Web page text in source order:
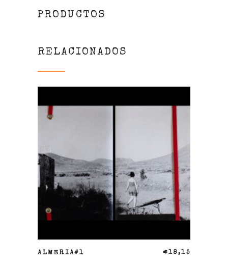
PRODUCTOS
RELACIONADOS
AÑADIR AL CARRITO
ALMERIA#1 €18,15